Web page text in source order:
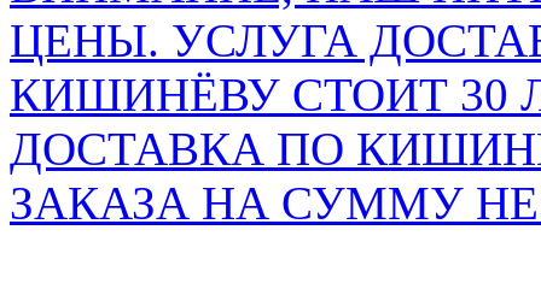
ЦЕНЫ. УСЛУГА
КИШИНЁВУ СТОИТ 30
ДОСТАВКА ПО
ЗАКАЗА НА СУММУ НЕ